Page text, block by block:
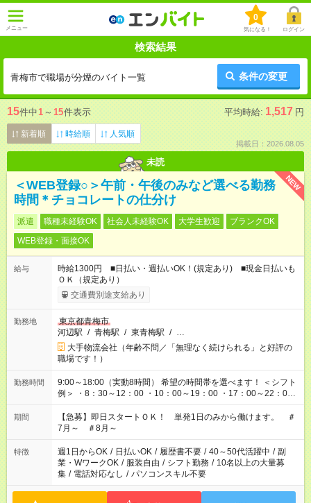
メニュー
0
気になる！ ログイン
検索結果
青梅市で職場が分煙のバイト一覧 条件の変更
15件中1 ～ 15件表示 平均時給: 1,517 円
新着順 時給順 人気順
掲載日：2026.08.05
未読
NEW
＜WEB登録○＞午前・午後のみなど選べる勤務
時間＊チョコレートの仕分け
派遣 職種未経験OK 社会人未経験OK 大学生歓迎
ブランクOK
WEB登録・面接OK
給与
時給1300円 ■日払い・週払いOK！(規定あり) ■現金日払いも
ＯＫ（規定あり）
交通費別途支給あり
勤務地
東京都青梅市
河辺駅 / 青梅駅 / 東青梅駅 / …
大手物流会社（年齢不問／「無理なく続けられる」と好評の
職場です！）
勤務時間
9:00～18:00（実動8時間） 希望の時間帯を選べます！ ＜シフト
例＞ ・8：30～12：00 ・10：00～19：00 ・17：00～22：00
・13：00～22：00 ・22：00～翌6：00 など
期間
【急募】即日スタートＯＫ！ 単発1日のみから働けます。 ＃
7月～ ＃8月～
特徴 週1日からOK / 日払いOK / 履歴書不要 / 40～50代活躍中 / 副
業・WワークOK / 服装自由 / シフト勤務 / 10名以上の大量募
集 / 電話対応なし / パソコンスキル不要